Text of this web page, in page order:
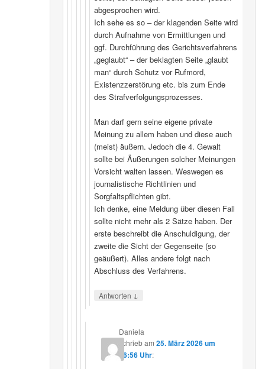
abgesprochen wird.
Ich sehe es so – der klagenden Seite wird
durch Aufnahme von Ermittlungen und
ggf. Durchführung des Gerichtsverfahrens
„geglaubt“ – der beklagten Seite „glaubt
man“ durch Schutz vor Rufmord,
Existenzzerstörung etc. bis zum Ende
des Strafverfolgungsprozesses.
Man darf gern seine eigene private
Meinung zu allem haben und diese auch
(meist) äußern. Jedoch die 4. Gewalt
sollte bei Äußerungen solcher Meinungen
Vorsicht walten lassen. Weswegen es
journalistische Richtlinien und
Sorgfaltspflichten gibt.
Ich denke, eine Meldung über diesen Fall
sollte nicht mehr als 2 Sätze haben. Der
erste beschreibt die Anschuldigung, der
zweite die Sicht der Gegenseite (so
geäußert). Alles andere folgt nach
Abschluss des Verfahrens.
Antworten ↓
Daniela
schriebam25. März 2026 um
16:56 Uhr: